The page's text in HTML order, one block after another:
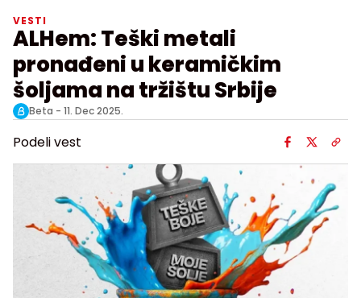
VESTI
ALHem: Teški metali
pronađeni u keramičkim
šoljama na tržištu Srbije
Beta - 11. Dec 2025.
Podeli vest